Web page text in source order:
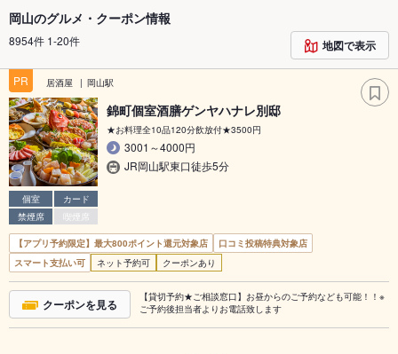
岡山のグルメ・クーポン情報
8954件 1-20件 地図で表示
PR 居酒屋 岡山駅
個室
カード
禁煙席
喫煙席
錦町個室酒膳ゲンヤハナレ別邸
★お料理全10品120分飲放付★3500円
3001～4000円
JR岡山駅東口徒歩5分
【アプリ予約限定】最大800ポイント還元対象店
口コミ投稿特典対象店
スマート支払い可
ネット予約可 クーポンあり
クーポンを見る
【貸切予約★ご相談窓口】お昼からのご予約なども可能！！※
ご予約後担当者よりお電話致します